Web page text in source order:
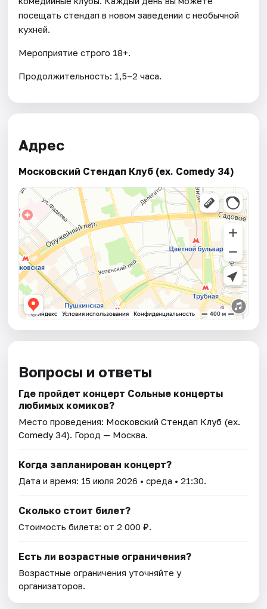
посещать стендап в новом заведении с необычной
кухней.
Мероприятие строго 18+.
Продолжительность: 1,5–2 часа.
Адрес
Московский Стендап Клуб (ex. Comedy 34)
Вопросы и ответы
Где пройдет концерт Сольные концерты
любимых комиков?
Место проведения: Московский Стендап Клуб (ex.
Comedy 34). Город — Москва.
Когда запланирован концерт?
Дата и время: 15 июля 2026 • среда • 21:30.
Сколько стоит билет?
Стоимость билета: от 2 000 ₽.
Есть ли возрастные ограничения?
Возрастные ограничения уточняйте у
организаторов.